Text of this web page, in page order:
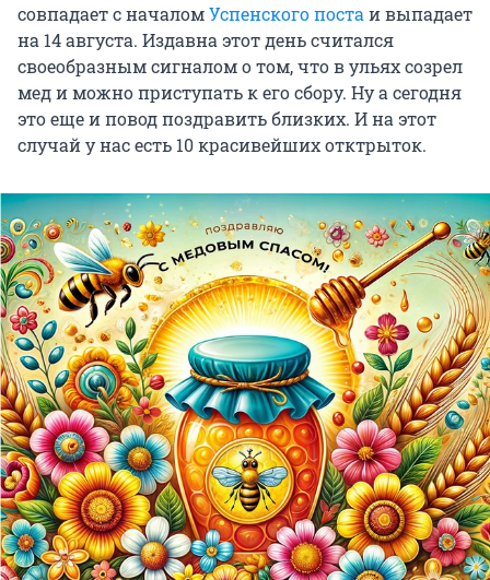
совпадает с началомУспенского поста и выпадает
на 14 августа. Издавна этот день считался
своеобразным сигналом о том, что в ульях созрел
мед и можно приступать к его сбору. Ну а сегодня
это еще и повод поздравить близких. И на этот
случай у нас есть 10 красивейших отктрыток.